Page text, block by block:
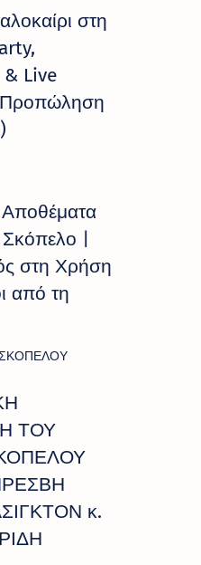
στη
Live
Αποθέματα
|
στη Χρήση
από τη
ΤΟΥ
κ.